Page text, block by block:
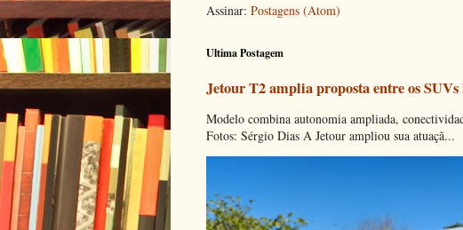
Assinar: Postagens (Atom)
Ultima Postagem
Jetour T2 amplia proposta entre os
Modelo combina autonomia ampliada,
Fotos: Sérgio Dias A Jetour ampliou sua atuaçã...